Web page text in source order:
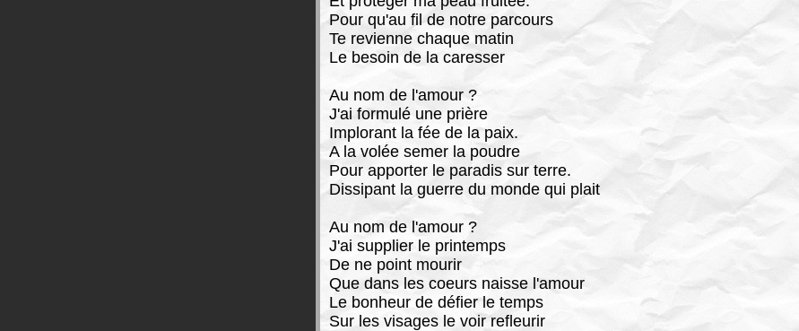
Pour qu'au fil de notre parcours
Te revienne chaque matin
Le besoin de la caresser
Au nom de l'amour ?
J'ai formulé une prière
Implorant la fée de la paix.
A la volée semer la poudre
Pour apporter le paradis sur terre.
Dissipant la guerre du monde qui plait
Au nom de l'amour ?
J'ai supplier le printemps
De ne point mourir
Que dans les coeurs naisse l'amour
Le bonheur de défier le temps
Sur les visages le voir refleurir